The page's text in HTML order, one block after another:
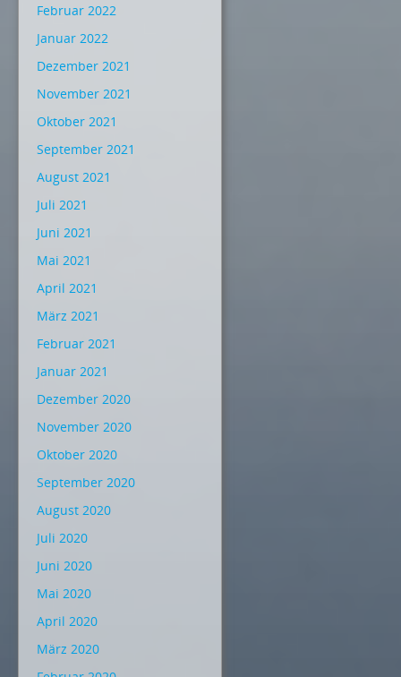
Februar 2022
Januar 2022
Dezember 2021
November 2021
Oktober 2021
September 2021
August 2021
Juli 2021
Juni 2021
Mai 2021
April 2021
März 2021
Februar 2021
Januar 2021
Dezember 2020
November 2020
Oktober 2020
September 2020
August 2020
Juli 2020
Juni 2020
Mai 2020
April 2020
März 2020